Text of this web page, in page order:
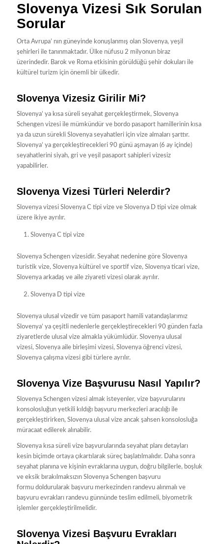
Slovenya Vizesi Sık Sorulan
Sorular
Orta Avrupa’ nın güneyinde konuşlanmış olan Slovenya, yeşil
şehirleri ile tanınmaktadır. Ülke nüfusu 2 milyonun biraz
üzerindedir. Barok ve Roma etkisinin görüldüğü şehir dokuları ile
kültürel turizm için önemli bir ülkedir.
Slovenya Vizesiz Girilir Mi?
Slovenya’ ya kısa süreli seyahat gerçekleştirmek, Slovenya
Schengen vizesi ile mümkündür ve bordo pasaport hamillerinin kısa
ya da uzun sürekli Slovenya seyahatleri için vize almaları şarttır.
Slovenya’ ya gerçekleştirecekleri 90 günü aşmayan (6 ay içinde)
seyahatlerini siyah, gri ve yeşil pasaport sahipleri vizesiz
yapabilirler.
Slovenya Vizesi Türleri Nelerdir?
Slovenya vizesi Slovenya C tipi vize ve Slovenya D tipi vize olmak
üzere ikiye ayrılır.
Slovenya C tipi vize
Slovenya Schengen vizesidir. Seyahat nedenine göre Slovenya
turistik vize, Slovenya kültürel ve sportif vize, Slovenya ticari vize,
Slovenya arkadaş ve aile ziyareti vizesi olarak ayrılır.
Slovenya D tipi vize
Slovenya ulusal vizedir ve tüm pasaport hamili vatandaşlarımız
Slovenya’ ya çeşitli nedenlerle gerçekleştirecekleri 90 günden fazla
ziyaretlerde ulusal vize almakla yükümlüdür. Slovenya ulusal
vizesi, Slovenya aile birleşimi vizesi, Slovenya öğrenci vizesi,
Slovenya çalışma vizesi gibi türlere ayrılır.
Slovenya Vize Başvurusu Nasıl Yapılır?
Slovenya Schengen vizesi almak isteyenler, vize başvurularını
konsolosluğun yetkili kıldığı başvuru merkezleri aracılığı ile
gerçekleştirirken, Slovenya ulusal vize ancak şahsen konsolosluğa
müracaat edilerek alınabilir.
Slovenya kısa süreli vize başvurularında seyahat planı detayları
kesin biçimde ortaya çıkartılarak süreç başlatılmalıdır. Daha sonra
seyahat planına ve kişinin evraklarına uygun, doğru bilgilerle, boşluk
ve eksik bırakılmaksızın Slovenya Schengen başvuru
formu doldurularak başvuru merkezinden randevu alınmalı ve
başvuru evrakları randevu günnünde teslim edilmeli, biyometrik
işlemler gerçekleştirilmelidir.
Slovenya Vizesi Başvuru Evrakları